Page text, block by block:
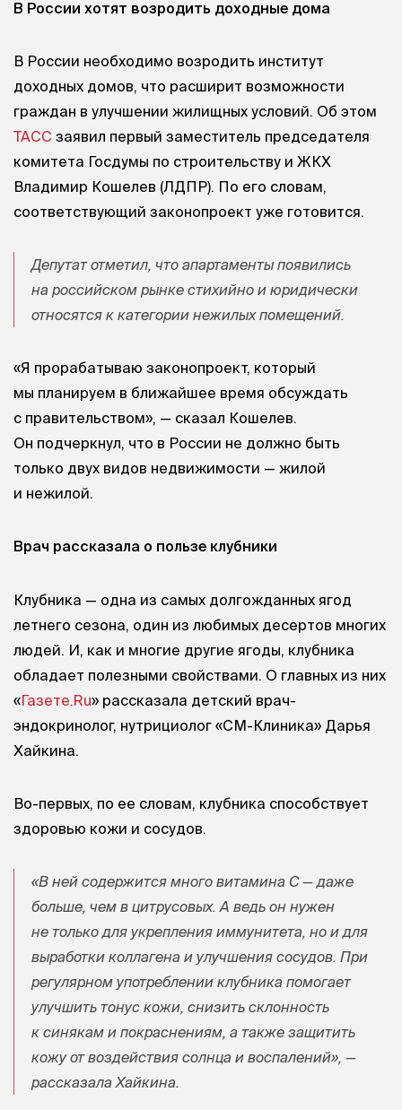
В России хотят возродить доходные дома
В России необходимо возродить институт
доходных домов, что расширит возможности
граждан в улучшении жилищных условий. Об этом
ТАСС заявил первый заместитель председателя
комитета Госдумы по строительству и ЖКХ
Владимир Кошелев (ЛДПР). По его словам,
соответствующий законопроект уже готовится.
Депутат отметил, что апартаменты появились
на российском рынке стихийно и юридически
относятся к категории нежилых помещений.
«Я прорабатываю законопроект, который
мы планируем в ближайшее время обсуждать
с правительством», — сказал Кошелев.
Он подчеркнул, что в России не должно быть
только двух видов недвижимости — жилой
и нежилой.
Врач рассказала о пользе клубники
Клубника — одна из самых долгожданных ягод
летнего сезона, один из любимых десертов многих
людей. И, как и многие другие ягоды, клубника
обладает полезными свойствами. О главных из них
«Газете.Ru» рассказала детский врач-
эндокринолог, нутрициолог «СМ-Клиника» Дарья
Хайкина.
Во-первых, по ее словам, клубника способствует
здоровью кожи и сосудов.
«В ней содержится много витамина С — даже
больше, чем в цитрусовых. А ведь он нужен
не только для укрепления иммунитета, но и для
выработки коллагена и улучшения сосудов. При
регулярном употреблении клубника помогает
улучшить тонус кожи, снизить склонность
к синякам и покраснениям, а также защитить
кожу от воздействия солнца и воспалений», —
рассказала Хайкина.